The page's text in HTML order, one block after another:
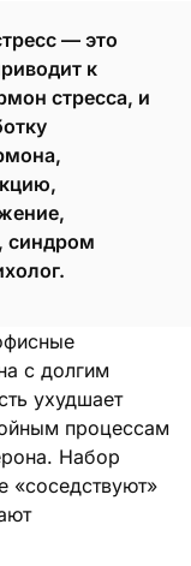
— это
к
стресса, и
синдром
с долгим
ухудшает
процессам
Набор
«соседствуют»